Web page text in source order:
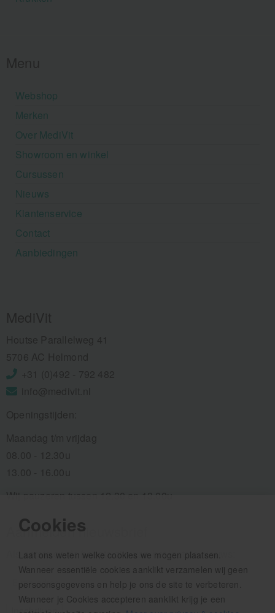
Cookies
Laat ons weten welke cookies we mogen plaatsen.
Wanneer essentiële cookies aanklikt verzamelen wij geen
persoonsgegevens en help je ons de site te verbeteren.
Wanneer je Cookies accepteren aanklikt krijg je een
Webshop
Merken
Over MediVit
Showroom en winkel
Cursussen
Nieuws
Klantenservice
Contact
Aanbiedingen
Wij pauzeren tussen 12.30 en 13.00u
Aanmelden nieuwsbrief
Als eerste op de hoogte zijn van het laatste nieuws: